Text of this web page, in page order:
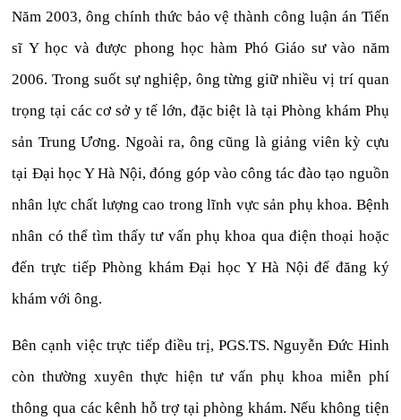
Năm 2003, ông chính thức bảo vệ thành công luận án Tiến
sĩ Y học và được phong học hàm Phó Giáo sư vào năm
2006. Trong suốt sự nghiệp, ông từng giữ nhiều vị trí quan
trọng tại các cơ sở y tế lớn, đặc biệt là tại Phòng khám Phụ
sản Trung Ương. Ngoài ra, ông cũng là giảng viên kỳ cựu
tại Đại học Y Hà Nội, đóng góp vào công tác đào tạo nguồn
nhân lực chất lượng cao trong lĩnh vực sản phụ khoa. Bệnh
nhân có thể tìm thấy tư vấn phụ khoa qua điện thoại hoặc
đến trực tiếp Phòng khám Đại học Y Hà Nội để đăng ký
khám với ông.
Bên cạnh việc trực tiếp điều trị, PGS.TS. Nguyễn Đức Hinh
còn thường xuyên thực hiện tư vấn phụ khoa miễn phí
thông qua các kênh hỗ trợ tại phòng khám. Nếu không tiện